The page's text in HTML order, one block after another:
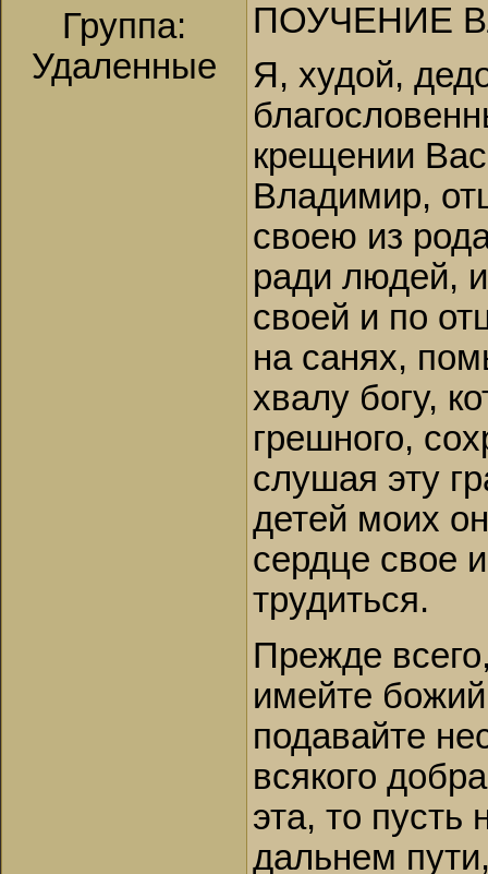
Группа:
Удаленные
ПОУЧЕНИЕ
Я, худой,
крещении
Владимир,
своею из
ради людей,
своей и по
на санях,
хвалу богу,
грешного,
слушая эту
детей моих
сердце свое
трудиться.
Прежде
имейте
подавайте
всякого
эта, то пусть
дальнем